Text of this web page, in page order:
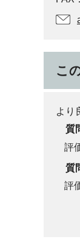
こ
より
質
評
質
評